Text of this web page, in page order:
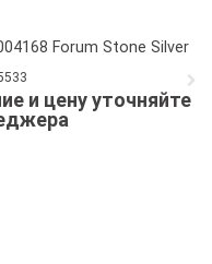
Forum Stone Silver
и цену уточняйте